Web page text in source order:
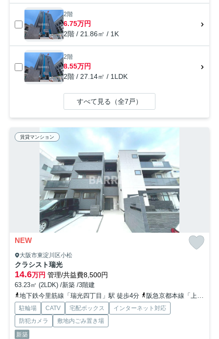
2階
6.75万円
2階 / 21.86㎡ / 1K
2階
8.55万円
2階 / 27.14㎡ / 1LDK
すべて見る（全7戸）
賃貸マンション
NEW
大阪市東淀川区小松
クラシスト瑞光
14.6万円 管理/共益費8,500円
63.23㎡ (2LDK) /新築 /3階建
地下鉄今里筋線「瑞光四丁目」駅 徒歩4分
阪急京都本線「上新庄」駅 徒歩14分
駐輪場 CATV 宅配ボックス
インターネット対応
防犯カメラ
敷地内ごみ置き場
新築